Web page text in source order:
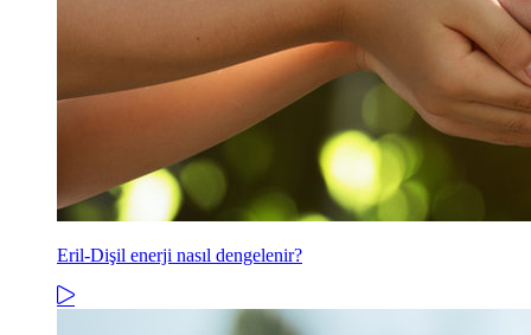
Eril-Dişil enerji nasıl dengelenir?